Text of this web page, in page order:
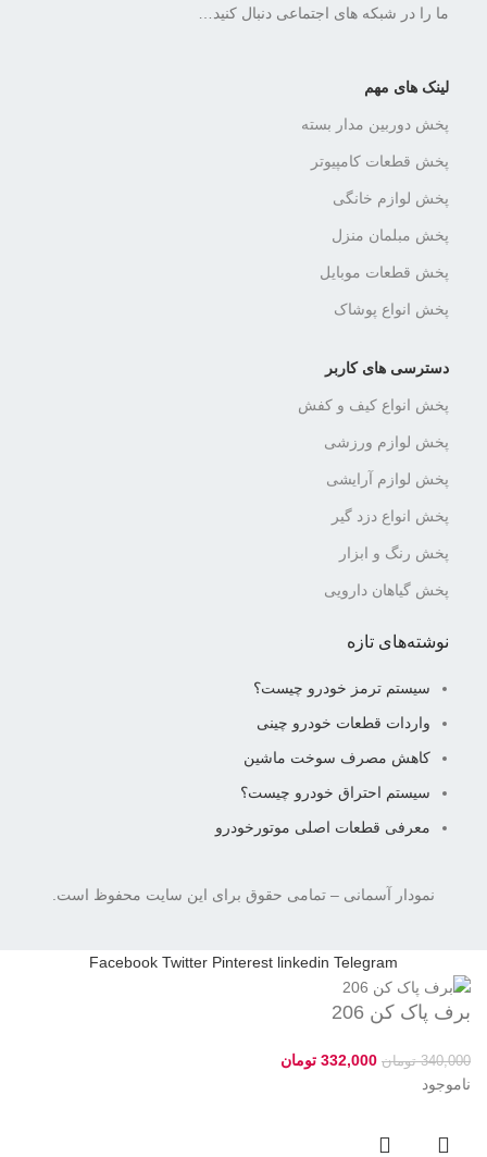
ما را در شبکه های اجتماعی دنبال کنید…
لینک های مهم
پخش دوربین مدار بسته
پخش قطعات کامپیوتر
پخش لوازم خانگی
پخش مبلمان منزل
پخش قطعات موبایل
پخش انواع پوشاک
دسترسی های کاربر
پخش انواع کیف و کفش
پخش لوازم ورزشی
پخش لوازم آرایشی
پخش انواع دزد گیر
پخش رنگ و ابزار
پخش گیاهان دارویی
نوشته‌های تازه
سیستم ترمز خودرو چیست؟
واردات قطعات خودرو چینی
کاهش مصرف سوخت ماشین
سیستم احتراق خودرو چیست؟
معرفی قطعات اصلی موتورخودرو
نمودار آسمانی – تمامی حقوق برای این سایت محفوظ است.
Facebook Twitter Pinterest linkedin Telegram
برف پاک کن 206
340,000 تومان 332,000 تومان
ناموجود